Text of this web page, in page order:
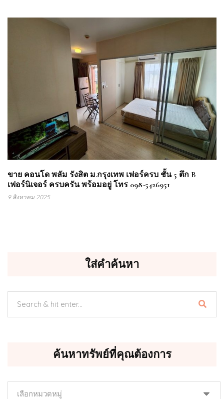
ขาย คอนโด พลัม รังสิต ม.กรุงเทพ เฟอร์ครบ ชั้น 5 ตึก B
เฟอร์นิเจอร์ ครบครัน พร้อมอยู่ โทร 098-5426951
9 สิงหาคม 2025
ใส่คำค้นหา
ค้นหาทรัพย์ที่คุณต้องการ